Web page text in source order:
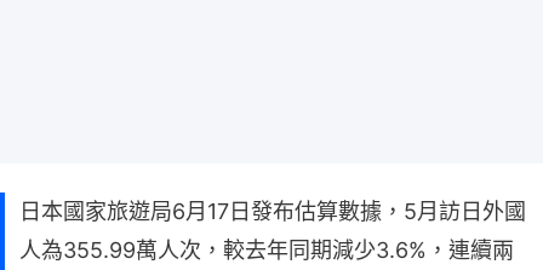
日本國家旅遊局6月17日發布估算數據，5月訪日外國
人為355.99萬人次，較去年同期減少3.6%，連續兩